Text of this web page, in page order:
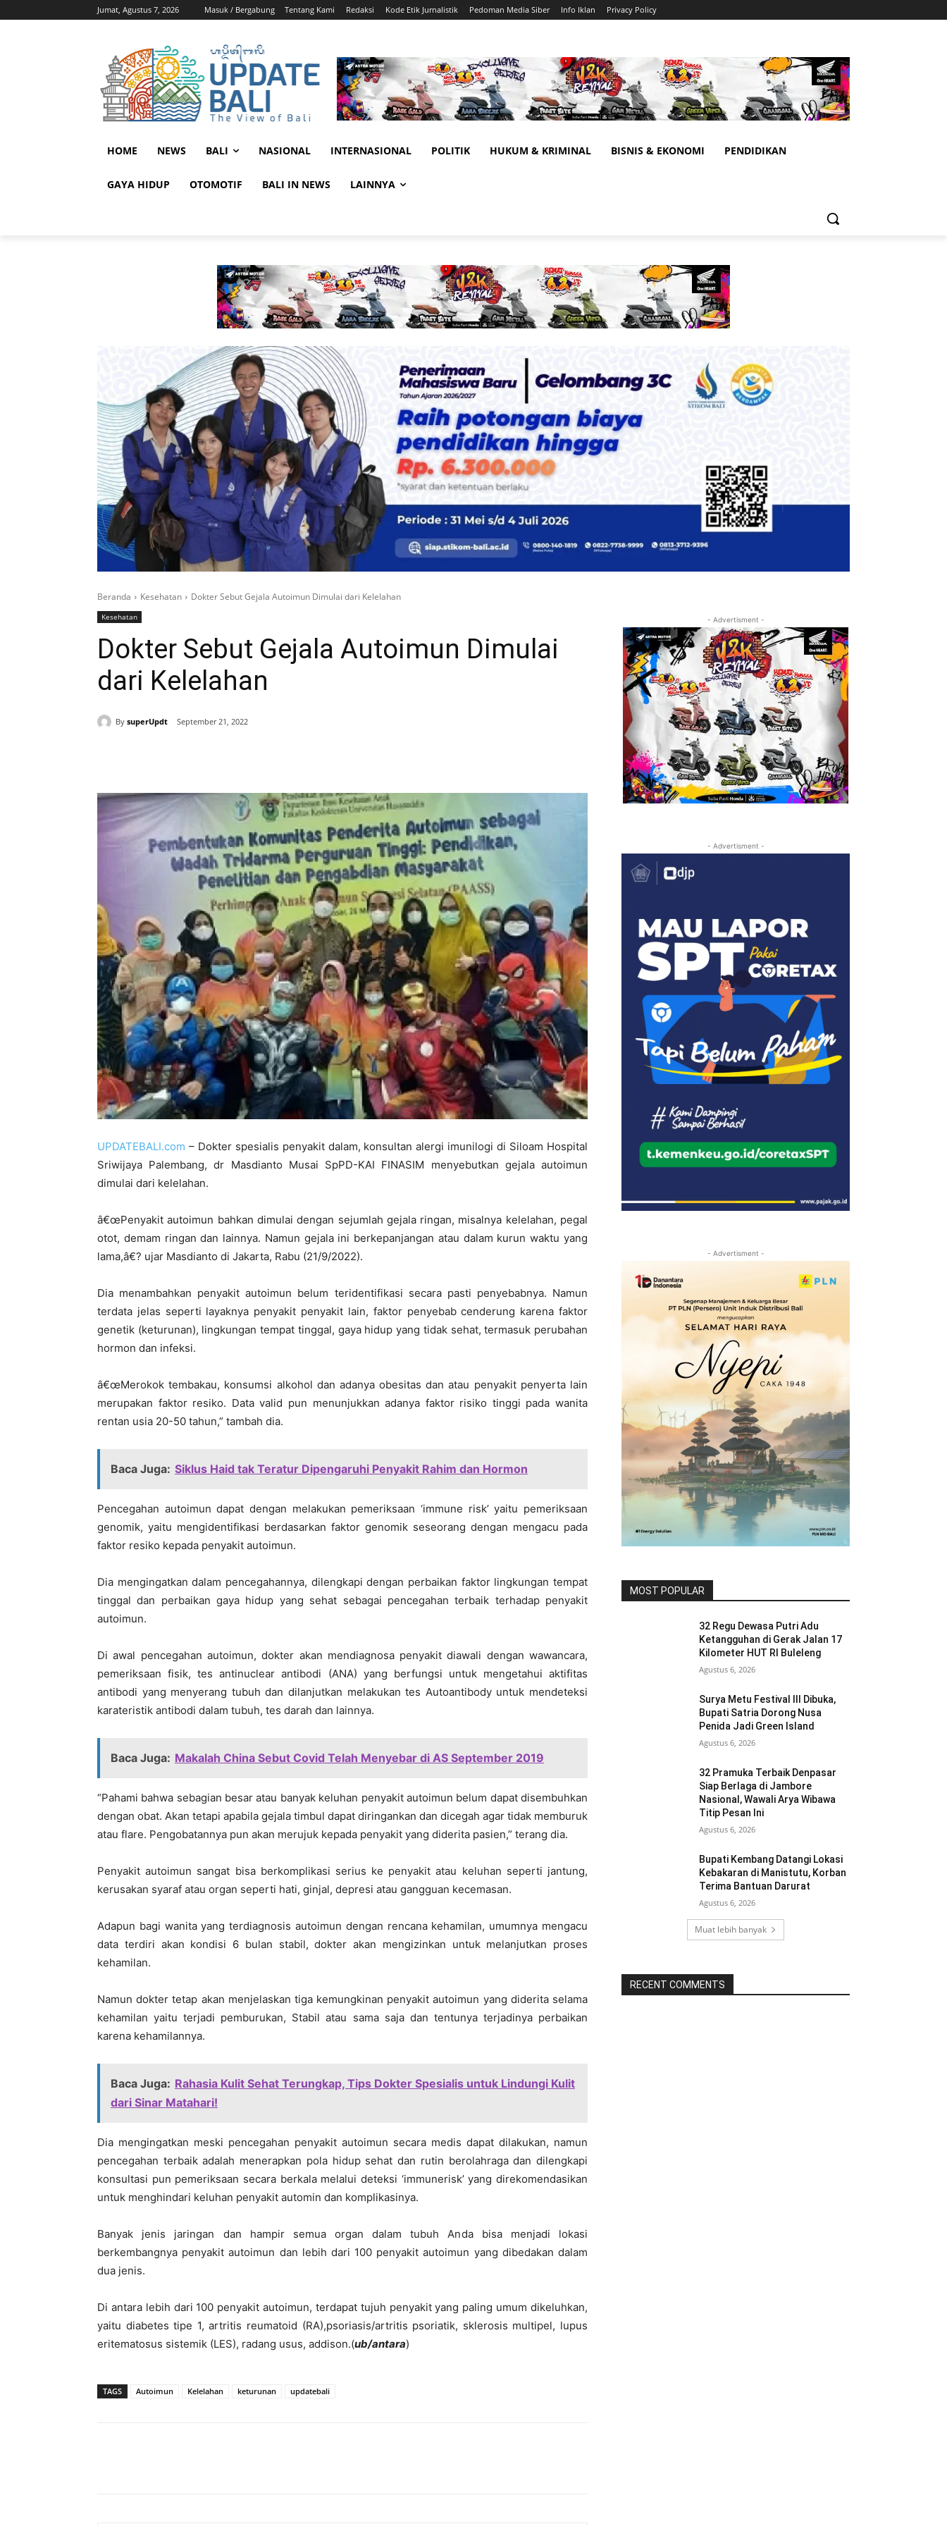
Jumat, Agustus 7, 2026 Masuk / Bergabung Tentang Kami Redaksi Kode Etik Jurnalistik Pedoman Media Siber Info Iklan Privacy Policy
HOME NEWS BALI NASIONAL INTERNASIONAL POLITIK HUKUM & KRIMINAL BISNIS & EKONOMI PENDIDIKAN
GAYA HIDUP OTOMOTIF BALI IN NEWS LAINNYA
Beranda Kesehatan Dokter Sebut Gejala Autoimun Dimulai dari Kelelahan
Kesehatan
Dokter Sebut Gejala Autoimun Dimulai
dari Kelelahan
By superUpdt September 21, 2022
UPDATEBALI.com – Dokter spesialis penyakit dalam, konsultan alergi imunilogi di Siloam Hospital
Sriwijaya Palembang, dr Masdianto Musai SpPD-KAI FINASIM menyebutkan gejala autoimun
dimulai dari kelelahan.
â€œPenyakit autoimun bahkan dimulai dengan sejumlah gejala ringan, misalnya kelelahan, pegal
otot, demam ringan dan lainnya. Namun gejala ini berkepanjangan atau dalam kurun waktu yang
lama,â€? ujar Masdianto di Jakarta, Rabu (21/9/2022).
Dia menambahkan penyakit autoimun belum teridentifikasi secara pasti penyebabnya. Namun
terdata jelas seperti layaknya penyakit penyakit lain, faktor penyebab cenderung karena faktor
genetik (keturunan), lingkungan tempat tinggal, gaya hidup yang tidak sehat, termasuk perubahan
hormon dan infeksi.
â€œMerokok tembakau, konsumsi alkohol dan adanya obesitas dan atau penyakit penyerta lain
merupakan faktor resiko. Data valid pun menunjukkan adanya faktor risiko tinggi pada wanita
rentan usia 20-50 tahun,” tambah dia.
Baca Juga: Siklus Haid tak Teratur Dipengaruhi Penyakit Rahim dan Hormon
Pencegahan autoimun dapat dengan melakukan pemeriksaan ‘immune risk’ yaitu pemeriksaan
genomik, yaitu mengidentifikasi berdasarkan faktor genomik seseorang dengan mengacu pada
faktor resiko kepada penyakit autoimun.
Dia mengingatkan dalam pencegahannya, dilengkapi dengan perbaikan faktor lingkungan tempat
tinggal dan perbaikan gaya hidup yang sehat sebagai pencegahan terbaik terhadap penyakit
autoimun.
Di awal pencegahan autoimun, dokter akan mendiagnosa penyakit diawali dengan wawancara,
pemeriksaan fisik, tes antinuclear antibodi (ANA) yang berfungsi untuk mengetahui aktifitas
antibodi yang menyerang tubuh dan dilanjutkan melakukan tes Autoantibody untuk mendeteksi
karateristik antibodi dalam tubuh, tes darah dan lainnya.
Baca Juga: Makalah China Sebut Covid Telah Menyebar di AS September 2019
“Pahami bahwa sebagian besar atau banyak keluhan penyakit autoimun belum dapat disembuhkan
dengan obat. Akan tetapi apabila gejala timbul dapat diringankan dan dicegah agar tidak memburuk
atau flare. Pengobatannya pun akan merujuk kepada penyakit yang diderita pasien,” terang dia.
Penyakit autoimun sangat bisa berkomplikasi serius ke penyakit atau keluhan seperti jantung,
kerusakan syaraf atau organ seperti hati, ginjal, depresi atau gangguan kecemasan.
Adapun bagi wanita yang terdiagnosis autoimun dengan rencana kehamilan, umumnya mengacu
data terdiri akan kondisi 6 bulan stabil, dokter akan mengizinkan untuk melanjutkan proses
kehamilan.
Namun dokter tetap akan menjelaskan tiga kemungkinan penyakit autoimun yang diderita selama
kehamilan yaitu terjadi pemburukan, Stabil atau sama saja dan tentunya terjadinya perbaikan
karena kehamilannya.
Baca Juga: Rahasia Kulit Sehat Terungkap, Tips Dokter Spesialis untuk Lindungi Kulit
dari Sinar Matahari!
Dia mengingatkan meski pencegahan penyakit autoimun secara medis dapat dilakukan, namun
pencegahan terbaik adalah menerapkan pola hidup sehat dan rutin berolahraga dan dilengkapi
konsultasi pun pemeriksaan secara berkala melalui deteksi ‘immunerisk’ yang direkomendasikan
untuk menghindari keluhan penyakit automin dan komplikasinya.
Banyak jenis jaringan dan hampir semua organ dalam tubuh Anda bisa menjadi lokasi
berkembangnya penyakit autoimun dan lebih dari 100 penyakit autoimun yang dibedakan dalam
dua jenis.
Di antara lebih dari 100 penyakit autoimun, terdapat tujuh penyakit yang paling umum dikeluhkan,
yaitu diabetes tipe 1, artritis reumatoid (RA),psoriasis/artritis psoriatik, sklerosis multipel, lupus
eritematosus sistemik (LES), radang usus, addison.(ub/antara)
TAGS Autoimun Kelelahan keturunan updatebali
- Advertisment -
- Advertisment -
- Advertisment -
MOST POPULAR
32 Regu Dewasa Putri Adu
Ketangguhan di Gerak Jalan 17
Kilometer HUT RI Buleleng
Agustus 6, 2026
Surya Metu Festival III Dibuka,
Bupati Satria Dorong Nusa
Penida Jadi Green Island
Agustus 6, 2026
32 Pramuka Terbaik Denpasar
Siap Berlaga di Jambore
Nasional, Wawali Arya Wibawa
Titip Pesan Ini
Agustus 6, 2026
Bupati Kembang Datangi Lokasi
Kebakaran di Manistutu, Korban
Terima Bantuan Darurat
Agustus 6, 2026
Muat lebih banyak
RECENT COMMENTS